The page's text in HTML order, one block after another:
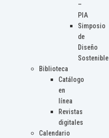
–
PIA
Simposio
de
Diseño
Sostenible
Biblioteca
Catálogo
en
línea
Revistas
digitales
Calendario